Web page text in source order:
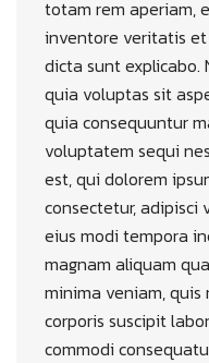
totam rem aperiam,
inventore veritatis
dicta sunt
quia voluptas sit
quia consequuntur
voluptatem sequi
est, qui dolorem
consectetur, adipisci
eius modi tempora
magnam aliquam
minima veniam,
corporis suscipit
commodi